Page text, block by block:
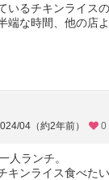
いるチキンライス
端な時間、他の店
04（約2年前） 0
人ランチ。
キンライス食べた